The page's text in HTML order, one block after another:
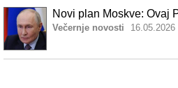
Novi plan Moskve: Ovaj
Večernje novosti 16.05.2026